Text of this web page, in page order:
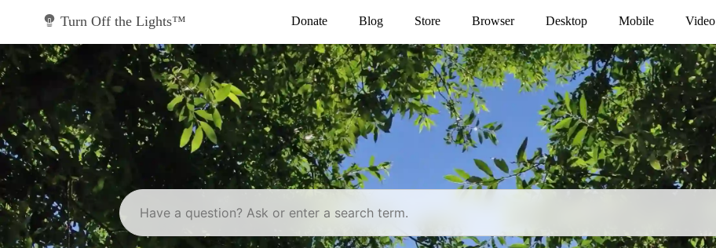
Turn Off the Lights™ Donate Blog Store Browser Desktop Mobile Video